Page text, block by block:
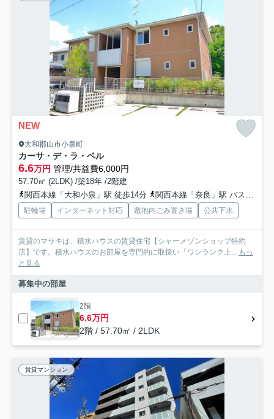
NEW
大和郡山市小泉町
カーサ・デ・ラ・ベル
6.6万円 管理/共益費6,000円
57.70㎡ (2LDK) /築18年 /2階建
関西本線「大和小泉」駅 徒歩14分
関西本線「奈良」駅 バス50分 「小泉出屋敷」 停歩5分
駐輪場 インターネット対応 敷地内ごみ置き場 公共下水
賃貸のマサキは、積水ハウスの賃貸住宅【シャーメゾンショップ特約
店】です。積水ハウスのお部屋を専門的に取扱い「ワンランク上...
もっ
と見る
募集中の部屋
2階
6.6万円
2階 / 57.70㎡ / 2LDK
賃貸マンション